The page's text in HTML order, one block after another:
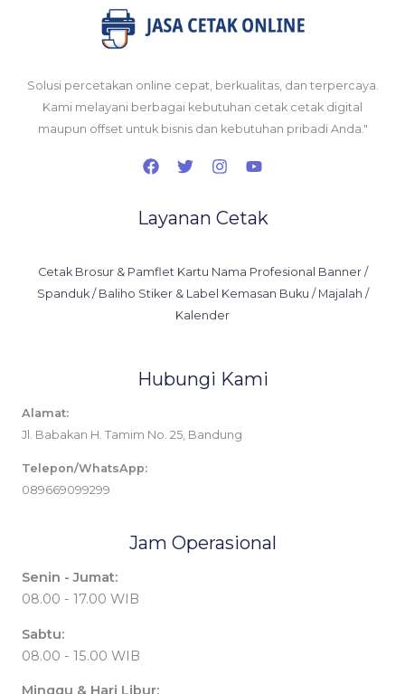
Solusi percetakan online cepat, berkualitas, dan terpercaya.
Kami melayani berbagai kebutuhan cetak cetak digital
maupun offset untuk bisnis dan kebutuhan pribadi Anda."
Layanan Cetak
Cetak Brosur & Pamflet Kartu Nama Profesional Banner /
Spanduk / Baliho Stiker & Label Kemasan Buku / Majalah /
Kalender
Hubungi Kami
Alamat:
Jl. Babakan H. Tamim No. 25, Bandung
Telepon/WhatsApp:
089669099299
Jam Operasional
Senin - Jumat:
08.00 - 17.00 WIB
Sabtu:
08.00 - 15.00 WIB
Minggu & Hari Libur: